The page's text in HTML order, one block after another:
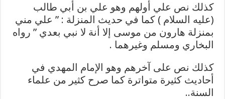
كذلك نص علي أولهم وهو علي بن أبي طالب
(عليه السلام ) كما في حديث المنزلة : ” علي مني
بمنزلة هارون من موسى إلا أنة لا نبي بعدي ” رواه
البخاري ومسلم وغيرهما .
كذلك نص على آخرهم وهو الإمام المهدي في
أحاديث كثيرة متواترة كما صرح كثير من علماء
السنة..